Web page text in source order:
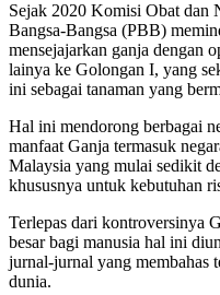
Sejak 2020 Komisi Obat dan
Bangsa-Bangsa (PBB)
mensejajarkan ganja dengan
lainya ke Golongan I, yang
ini sebagai tanaman yang
Hal ini mendorong berbagai
manfaat Ganja termasuk
Malaysia yang mulai sedikit
khususnya untuk kebutuhan
Terlepas dari kontroversinya
besar bagi manusia hal ini
jurnal-jurnal yang membahas
dunia.